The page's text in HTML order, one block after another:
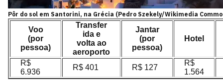
Pôr do sol em Santorini, na Grécia (Pedro Szekely/Wikimedia
Voo
(por
pessoa)
Transfer
ida e
volta ao
aeroporto
Jantar
(por
pessoa)
Hotel
R$
6.936
R$ 401 R$ 127
R$
1.564